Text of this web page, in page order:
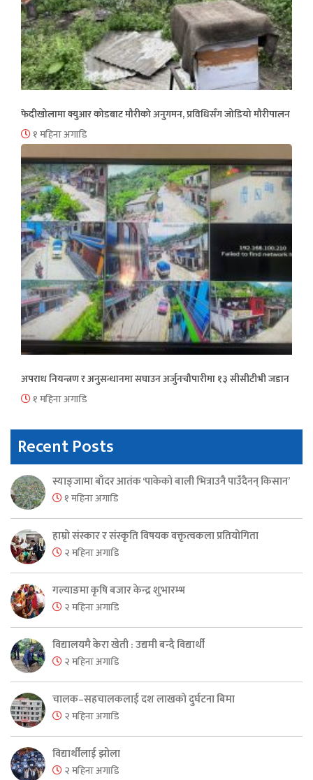
फेदीखोलामा क्युआर कोडबाट मौरीको अनुगमन, प्रविधिसँग जोडियो मौरीपालन
१ महिना अगाडि
अपराध नियन्त्रण र अनुसन्धानमा सघाउन अर्जुनचौपारीमा १३ सीसीटीभी जडान
१ महिना अगाडि
Recent Posts
स्याङ्जामा बाँदर आतंक ‘पाकेको बाली भित्राउनै पाउँदैनन् किसान’
१ महिना अगाडि
हाम्रो संस्कार र संस्कृति विषयक वक्तृत्वकला प्रतियोगिता
२ महिना अगाडि
गल्याङमा कृषि बजार केन्द्र शुभारम्भ
२ महिना अगाडि
विद्यालयमै केरा खेती : उद्यमी बन्दै विद्यार्थी
२ महिना अगाडि
चालक–सहचालकलाई दश लाखको दुर्घटना बिमा
२ महिना अगाडि
विद्यार्थीलाई झोला
२ महिना अगाडि